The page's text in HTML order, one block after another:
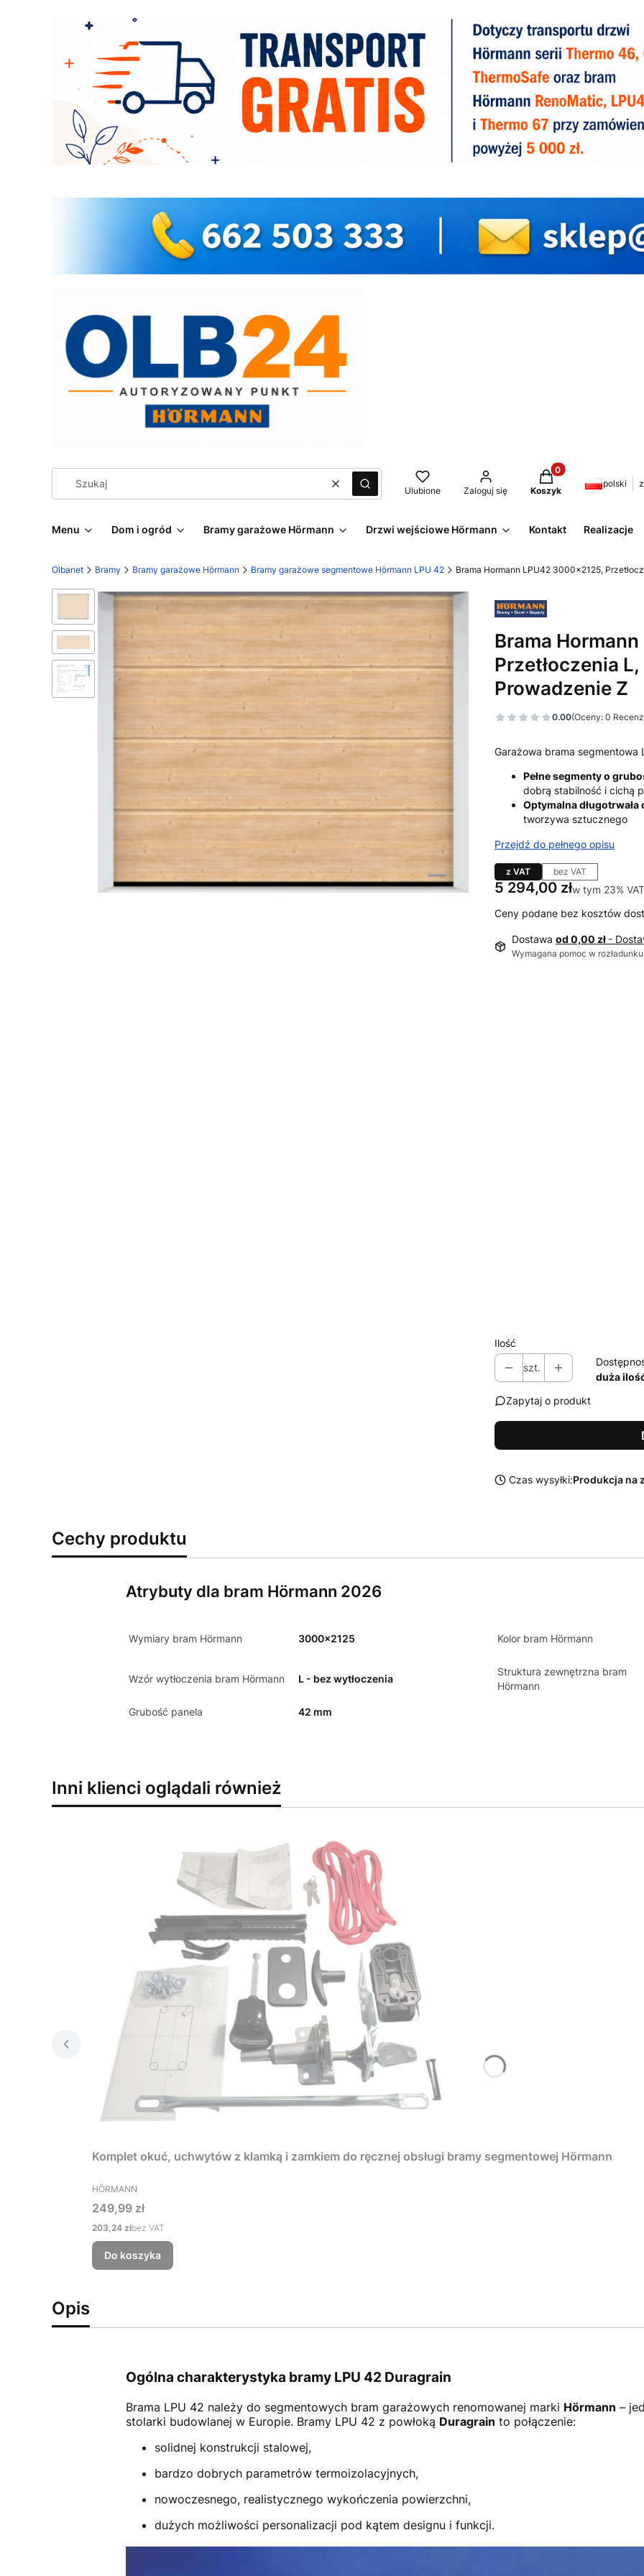
WyczyśćSzukaj Ulubione Zaloguj się
Produkty w
Koszyk
polski
Menu Dom i ogród Bramy garażowe Hörmann Drzwi wejściowe Hörmann Kontakt Realizacje
Olbanet Bramy Bramy garażowe Hörmann Bramy garażowe segmentowe Hörmann LPU 42 Brama Hormann LPU42 3000x2125,
Brama
Przetłoczenia
Prowadzenie Z
0.00(Oceny: 0
Garażowa brama segmentowa
Pełne segmenty o
dobrą stabilność i cichą
Optymalna długotrwała
tworzywa sztucznego
Przejdź do pełnego opisu
z VAT bez VAT
Cena
5 294,00 złw tym 23% VAT
w tym 23% VAT
Ceny podane bez kosztów
Dostawa od 0,00 zł -
Wymagana pomoc w
Ilość
szt.
duża
Zapytaj o produkt
Czas wysyłki:Produkcja na
Cechy produktu
Atrybuty dla bram Hörmann 2026
Wymiary bram Hörmann 3000x2125 Kolor bram Hörmann
Wzór wytłoczenia bram Hörmann L - bez wytłoczenia
Struktura zewnętrzna bram
Hörmann
Grubość panela 42 mm
Inni klienci oglądali również
Komplet okuć, uchwytów z klamką i zamkiem do ręcznej obsługi bramy segmentowej Hörmann
PRODUCENT
HÖRMANN
Cena
249,99 zł
Cena
203,24 złbez VAT
Do koszyka
Opis
Ogólna charakterystyka bramy LPU 42 Duragrain
Brama LPU 42 należy do segmentowych bram garażowych renomowanej marki Hörmann –
stolarki budowlanej w Europie. Bramy LPU 42 z powłoką Duragrain to połączenie:
solidnej konstrukcji stalowej,
bardzo dobrych parametrów termoizolacyjnych,
nowoczesnego, realistycznego wykończenia powierzchni,
dużych możliwości personalizacji pod kątem designu i funkcji.